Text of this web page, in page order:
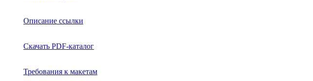
Описание ссылки
Скачать PDF-каталог
Требования к макетам